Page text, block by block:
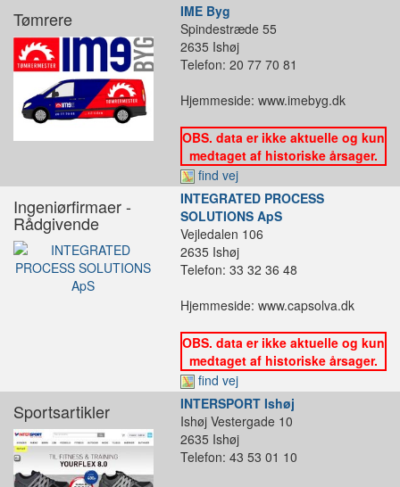
Tømrere
IME Byg
Spindestræde 55
2635 Ishøj
Telefon: 20 77 70 81
Hjemmeside: www.imebyg.dk
OBS. data er ikke aktuelle og kun
medtaget af historiske årsager.
find vej
Ingeniørfirmaer -
Rådgivende
INTEGRATED PROCESS
SOLUTIONS ApS
Vejledalen 106
2635 Ishøj
Telefon: 33 32 36 48
Hjemmeside: www.capsolva.dk
OBS. data er ikke aktuelle og kun
medtaget af historiske årsager.
find vej
Sportsartikler
INTERSPORT Ishøj
Ishøj Vestergade 10
2635 Ishøj
Telefon: 43 53 01 10